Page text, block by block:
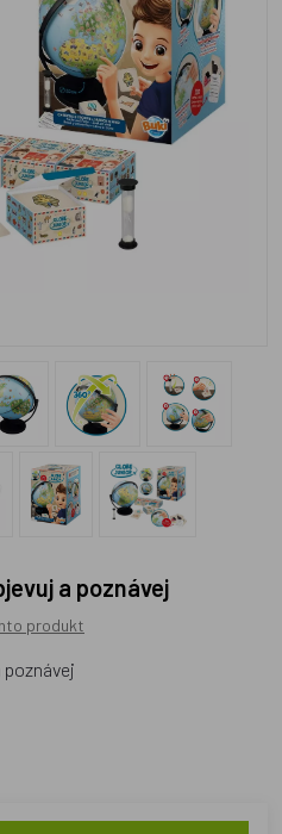
a poznávej
produkt
poznávej